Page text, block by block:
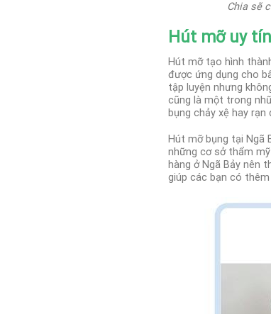
Chia sẽ
Hút mỡ uy
Hút mỡ tạo hình
được ứng dụng cho
tập luyện nhưng
cũng là một trong
bụng chảy xệ hay rạn
Hút mỡ bụng tại Ngã
những cơ sở thẩm
hàng ở Ngã Bảy nên
giúp các bạn có